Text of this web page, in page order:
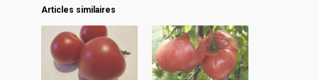
Articles similaires